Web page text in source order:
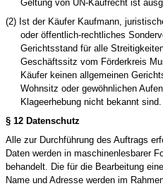
Geltung von UN-Kaufrecht ist
(2) Ist der Käufer Kaufmann,
oder öffentlich-rechtliches
Gerichtsstand für alle
Geschäftssitz vom Förderkreis
Käufer keinen allgemeinen
Wohnsitz oder gewöhnlichen
Klageerhebung nicht bekannt sind.
§ 12 Datenschutz
Alle zur Durchführung des Auftrags
Daten werden in maschinenlesbarer
behandelt. Die für die Bearbeitung
Name und Adresse werden im